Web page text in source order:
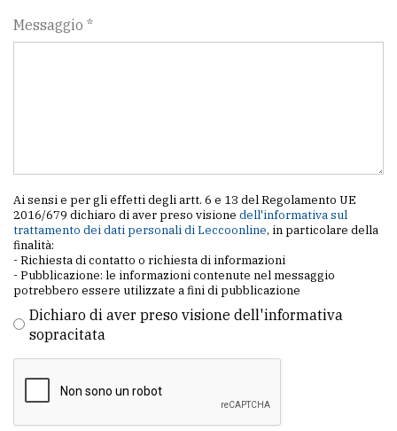
Messaggio *
Ai sensi e per gli effetti degli artt. 6 e 13 del Regolamento UE
2016/679 dichiaro di aver preso visione dell'informativa sul
trattamento dei dati personali di Leccoonline, in particolare della
finalità:
- Richiesta di contatto o richiesta di informazioni
- Pubblicazione: le informazioni contenute nel messaggio
potrebbero essere utilizzate a fini di pubblicazione
Dichiaro di aver preso visione dell'informativa
sopracitata